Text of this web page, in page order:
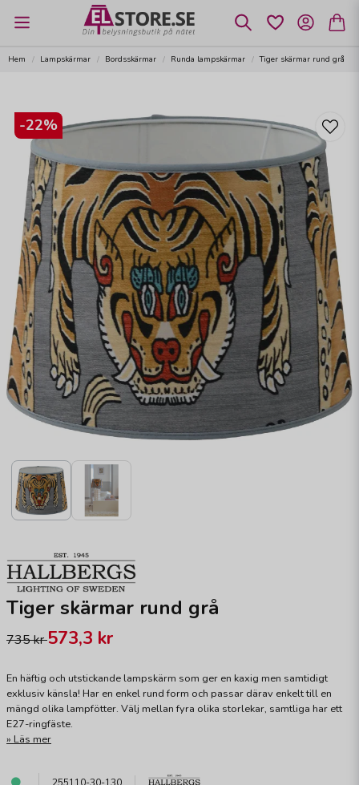
Hem Lampskärmar Bordsskärmar Runda lampskärmar Tiger skärmar rund grå
-22%
Tiger skärmar rund grå
735 kr573,3 kr
En häftig och utstickande lampskärm som ger en kaxig men samtidigt
exklusiv känsla! Har en enkel rund form och passar därav enkelt till en
mängd olika lampfötter. Välj mellan fyra olika storlekar, samtliga har ett
E27-ringfäste.
Läs mer